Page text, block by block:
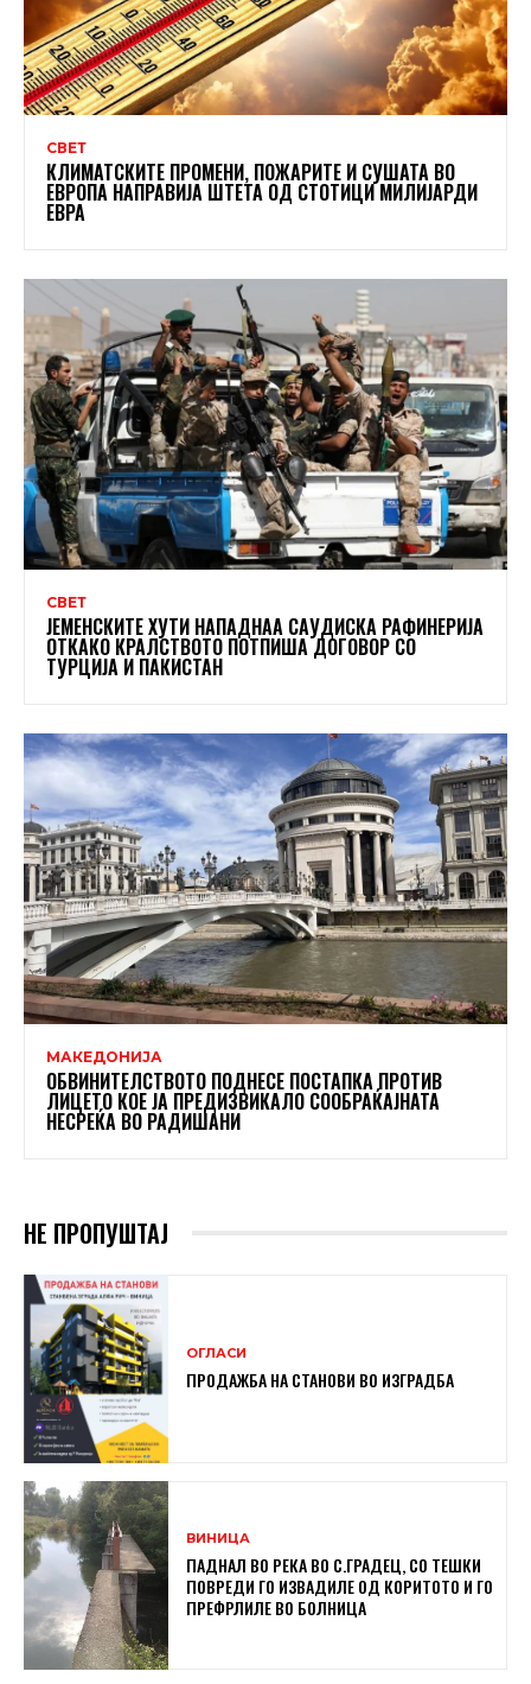
СВЕТ
КЛИМАТСКИТЕ ПРОМЕНИ, ПОЖАРИТЕ И СУШАТА ВО
ЕВРОПА НАПРАВИЈА ШТЕТА ОД СТОТИЦИ МИЛИЈАРДИ
ЕВРА
СВЕТ
ЈЕМЕНСКИТЕ ХУТИ НАПАДНАА САУДИСКА РАФИНЕРИЈА
ОТКАКО КРАЛСТВОТО ПОТПИША ДОГОВОР СО
ТУРЦИЈА И ПАКИСТАН
МАКЕДОНИЈА
ОБВИНИТЕЛСТВОТО ПОДНЕСЕ ПОСТАПКА ПРОТИВ
ЛИЦЕТО КОЕ ЈА ПРЕДИЗВИКАЛО СООБРАЌАЈНАТА
НЕСРЕЌА ВО РАДИШАНИ
НЕ ПРОПУШТАЈ
ОГЛАСИ
ПРОДАЖБА НА СТАНОВИ ВО ИЗГРАДБА
ВИНИЦА
ПАДНАЛ ВО РЕКА ВО С.ГРАДЕЦ, СО ТЕШКИ
ПОВРЕДИ ГО ИЗВАДИЛЕ ОД КОРИТОТО И ГО
ПРЕФРЛИЛЕ ВО БОЛНИЦА